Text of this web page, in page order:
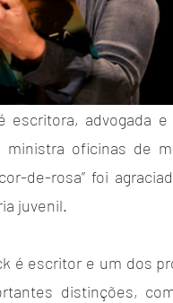
escritora, advogada
ministra oficinas de
de-rosa” foi
juvenil.
é escritor e um dos
distinções,